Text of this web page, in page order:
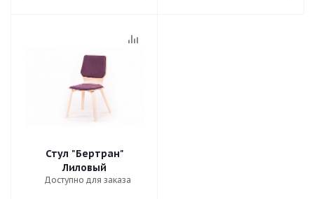
Стул "Бертран"
Лиловый
Доступно для заказа